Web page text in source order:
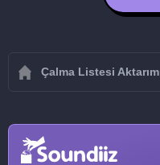
Çalma Listesi